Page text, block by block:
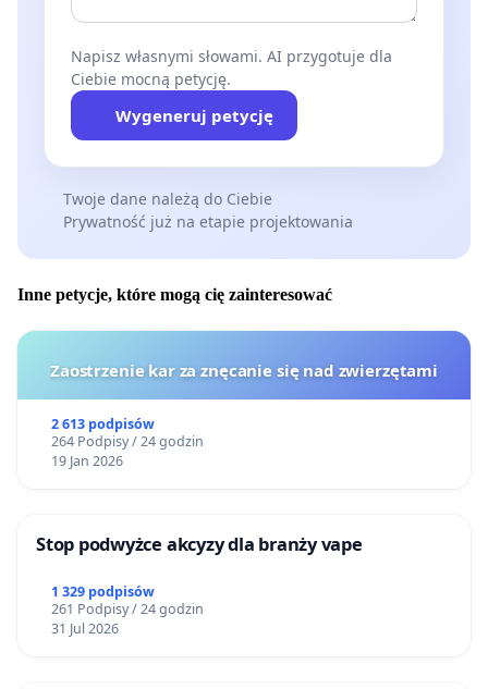
Napisz własnymi słowami. AI przygotuje dla
Ciebie mocną petycję.
Wygeneruj petycję
Twoje dane należą do Ciebie
Prywatność już na etapie projektowania
Inne petycje, które mogą cię zainteresować
Zaostrzenie kar za znęcanie się nad zwierzętami
2 613 podpisów
264 Podpisy / 24 godzin
19 Jan 2026
Stop podwyżce akcyzy dla branży vape
1 329 podpisów
261 Podpisy / 24 godzin
31 Jul 2026